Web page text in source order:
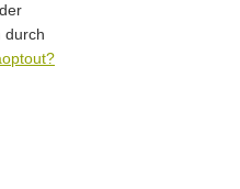
durch